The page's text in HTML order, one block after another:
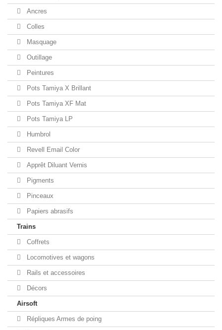
Ancres
Colles
Masquage
Outillage
Peintures
Pots Tamiya X Brillant
Pots Tamiya XF Mat
Pots Tamiya LP
Humbrol
Revell Email Color
Apprêt Diluant Vernis
Pigments
Pinceaux
Papiers abrasifs
Trains
Coffrets
Locomotives et wagons
Rails et accessoires
Décors
Airsoft
Répliques Armes de poing